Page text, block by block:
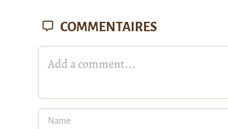
COMMENTAIRES